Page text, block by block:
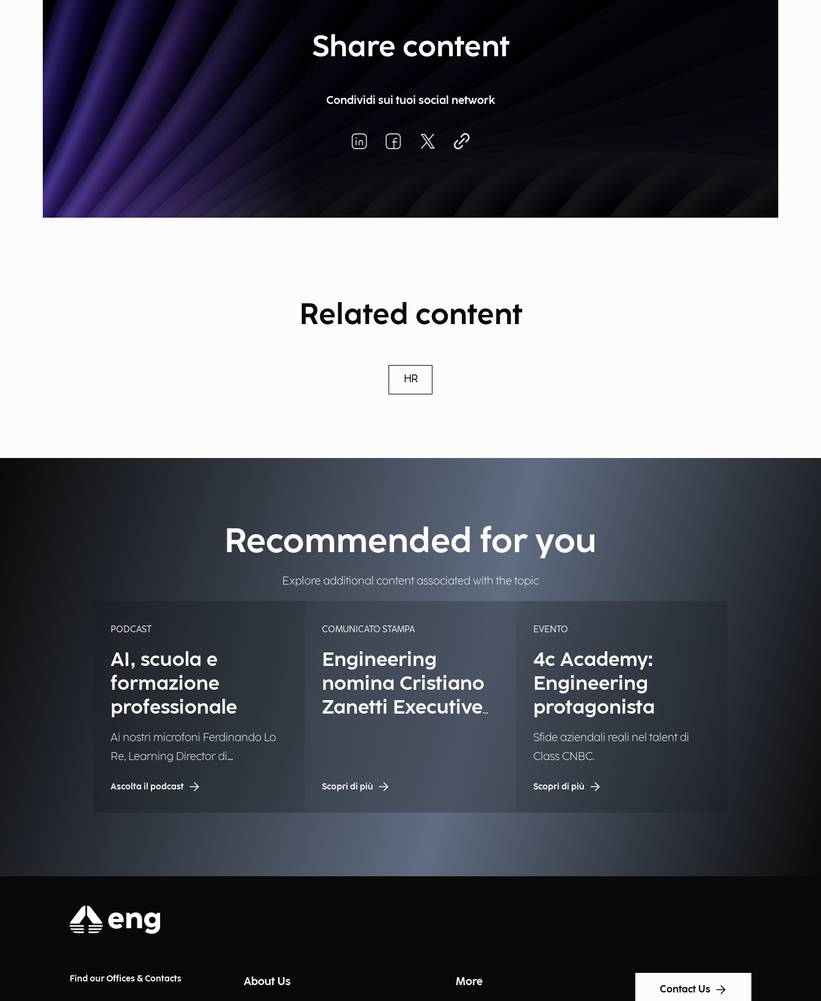
Share content
Condividi sui tuoi social network
Related content
HR
Recommended for you
Explore additional content associated with the topic
PODCAST
AI, scuola e
formazione
professionale
Ai nostri microfoni Ferdinando Lo
Re, Learning Director di
Ascolta il podcast
COMUNICATO STAMPA
Engineering
nomina Cristiano
Zanetti Executive
Scopri di più
EVENTO
4c Academy:
Engineering
protagonista
Sfide aziendali reali nel talent di
Class CNBC.
Scopri di più
Find our Offices & Contacts About Us More
Contact Us